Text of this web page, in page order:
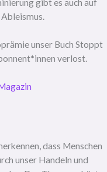
gibt es auch auf
unser Buch Stoppt
verlost.
dass Menschen
unser Handeln und